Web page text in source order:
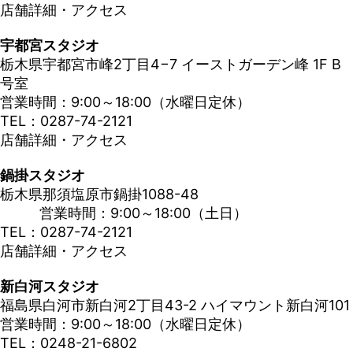
店舗詳細・アクセス
宇都宮スタジオ
栃木県宇都宮市峰2丁目4−7 イーストガーデン峰 1F B
号室
営業時間：9:00～18:00（水曜日定休）
TEL：0287-74-2121
店舗詳細・アクセス
鍋掛スタジオ
栃木県那須塩原市鍋掛1088-48
営業時間：9:00～18:00（土日）
TEL：0287-74-2121
店舗詳細・アクセス
新白河スタジオ
福島県白河市新白河2丁目43-2 ハイマウント新白河101
営業時間：9:00～18:00（水曜日定休）
TEL：0248-21-6802